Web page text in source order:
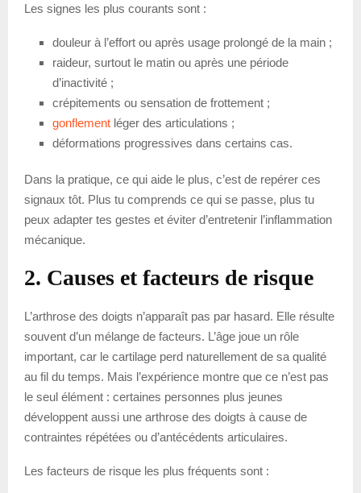
Les signes les plus courants sont :
douleur à l’effort ou après usage prolongé de la main ;
raideur, surtout le matin ou après une période
d’inactivité ;
crépitements ou sensation de frottement ;
gonflement léger des articulations ;
déformations progressives dans certains cas.
Dans la pratique, ce qui aide le plus, c’est de repérer ces
signaux tôt. Plus tu comprends ce qui se passe, plus tu
peux adapter tes gestes et éviter d’entretenir l’inflammation
mécanique.
2. Causes et facteurs de risque
L’arthrose des doigts n’apparaît pas par hasard. Elle résulte
souvent d’un mélange de facteurs. L’âge joue un rôle
important, car le cartilage perd naturellement de sa qualité
au fil du temps. Mais l’expérience montre que ce n’est pas
le seul élément : certaines personnes plus jeunes
développent aussi une arthrose des doigts à cause de
contraintes répétées ou d’antécédents articulaires.
Les facteurs de risque les plus fréquents sont :